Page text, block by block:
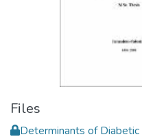
Files
Determinants of Diabetic